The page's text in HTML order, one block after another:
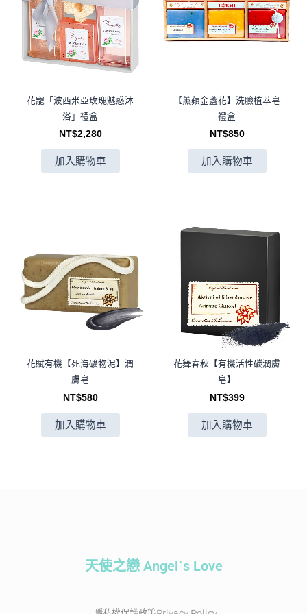
花寵「波西米亞玫瑰魅惑沐
浴」禮盒
NT$2,280
加入購物車
【薰蘋金盞花】洗臉植萃皂
禮盒
NT$850
加入購物車
花賦有機【死海礦物泥】潤
膚皂
NT$580
加入購物車
花舞春秋【有機活性碳潤膚
皂】
NT$399
加入購物車
天使之戀 Angel`s Love